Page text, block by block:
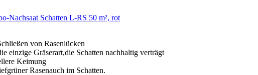
Nachsaat Schatten L-RS 50 m², rot
von Rasenlücken
einzige Gräserart,die Schatten nachhaltig verträgt
Keimung
Rasenauch im Schatten.